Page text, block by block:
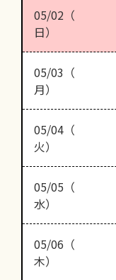
05/02（
日）
05/03（
月）
05/04（
火）
05/05（
水）
05/06（
木）